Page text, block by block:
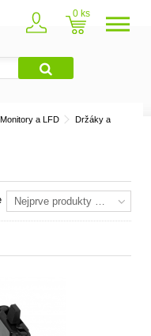
0
Monitory a LFD Držáky a
Nejprve produkty skladem